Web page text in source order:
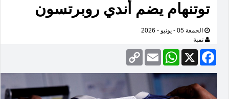
توتنهام يضم أندي روبرتسون
الجمعة 05 - يونيو - 2026
تمبة
Facebook
X
WhatsApp
Email
Copy
Link